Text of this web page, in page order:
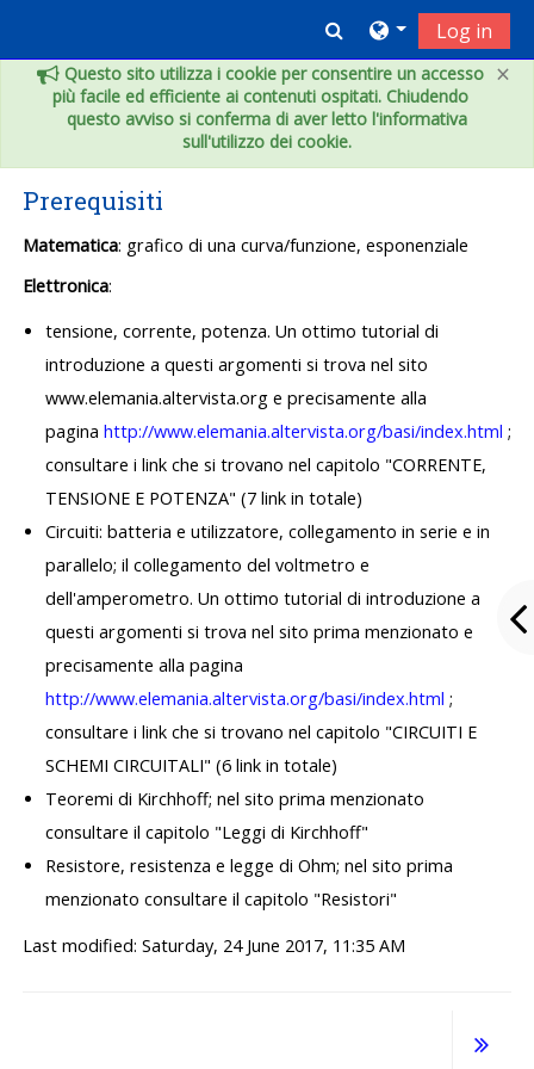
×
Questo sito utilizza i cookie per consentire un accesso
più facile ed efficiente ai contenuti ospitati. Chiudendo
questo avviso si conferma di aver letto l'informativa
sull'utilizzo dei cookie.
Toggle search
Log in
Prerequisiti
Matematica: grafico di una curva/funzione, esponenziale
Elettronica:
tensione, corrente, potenza. Un ottimo tutorial di
introduzione a questi argomenti si trova nel sito
www.elemania.altervista.org e precisamente alla
pagina http://www.elemania.altervista.org/basi/index.html ;
consultare i link che si trovano nel capitolo "CORRENTE,
TENSIONE E POTENZA" (7 link in totale)
Circuiti: batteria e utilizzatore, collegamento in serie e in
parallelo; il collegamento del voltmetro e
dell'amperometro. Un ottimo tutorial di introduzione a
questi argomenti si trova nel sito prima menzionato e
precisamente alla pagina
http://www.elemania.altervista.org/basi/index.html ;
consultare i link che si trovano nel capitolo "CIRCUITI E
SCHEMI CIRCUITALI" (6 link in totale)
Teoremi di Kirchhoff; nel sito prima menzionato
consultare il capitolo "Leggi di Kirchhoff"
Resistore, resistenza e legge di Ohm; nel sito prima
menzionato consultare il capitolo "Resistori"
Last modified: Saturday, 24 June 2017, 11:35 AM